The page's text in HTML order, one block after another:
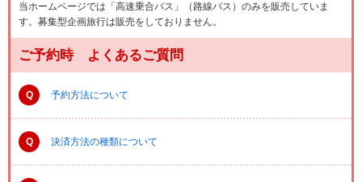
当ホームページでは「高速乗合バス」（路線バス）のみを販売していま
す。募集型企画旅行は販売をしておりません。
ご予約時 よくあるご質問
Q 予約方法について
Q 決済方法の種類について